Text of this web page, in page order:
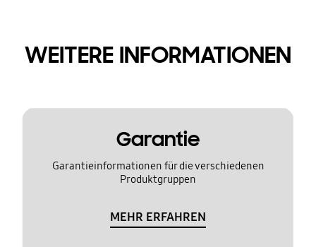
WEITERE INFORMATIONEN
Garantie
Garantieinformationen für die verschiedenen
Produktgruppen
MEHR ERFAHREN